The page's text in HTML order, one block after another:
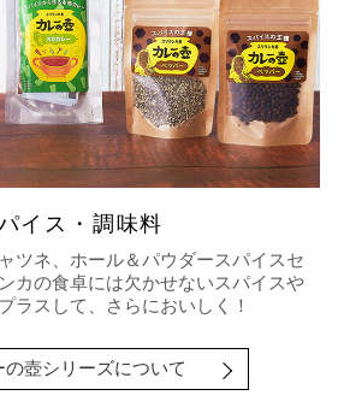
イス・調味料
ツネ、ホール＆パウダースパイスセ
カの食卓には欠かせないスパイスや
ラスして、さらにおいしく！
の壺シリーズについて